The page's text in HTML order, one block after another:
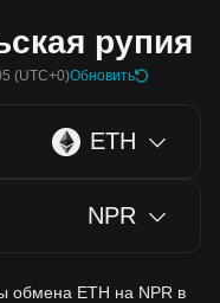
рупия
(UTC+0)Обновить
ETH
NPR
обмена ETH на NPR в